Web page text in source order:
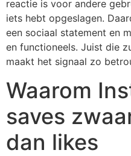
reactie is voor andere
iets hebt opgeslagen.
een sociaal statement en
en functioneels. Juist die
maakt het signaal zo
Waarom
saves
dan likes